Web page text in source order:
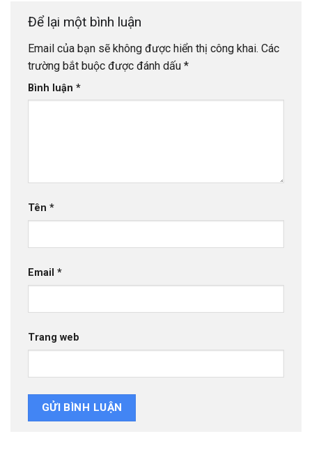
Để lại một bình luận
Email của bạn sẽ không được hiển thị công khai. Các
trường bắt buộc được đánh dấu *
Bình luận *
Tên *
Email *
Trang web